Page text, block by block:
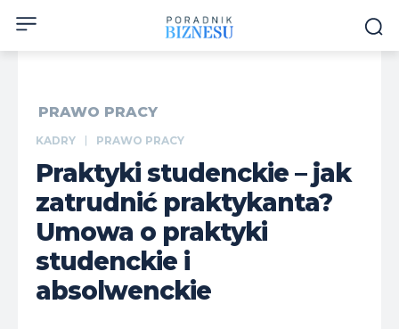
PRAWO PRACY
KADRY PRAWO PRACY
Praktyki studenckie – jak
zatrudnić praktykanta?
Umowa o praktyki
studenckie i
absolwenckie